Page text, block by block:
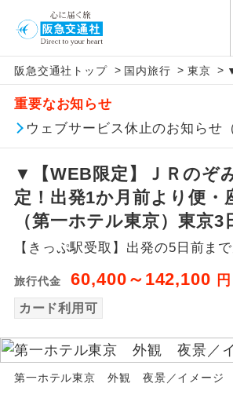
阪急交通社トップ > 国内旅行 > 東京 >
重要なお知らせ
ウェブサービス休止のお知らせ
▼【WEB限定】ＪＲのぞ
定！出発1か月前より便・
（第一ホテル東京）東京3
【きっぷ駅受取】出発の5日前まで
旅行代金 60,400～142,100 円
カード利用可
第一ホテル東京 外観 夜景／イメージ
アイコン
添乗員同行
往路出発空港（駅）
（駅）まで同行しま
現地添乗員同
行
現地到着空港（駅）
（駅）まで添乗員が
バスガイド乗
務
バスガイドが乗務し
があります。
新コース 初登場のコースです
然遺産を訪ねるコ
絶景 絶景スポットに立